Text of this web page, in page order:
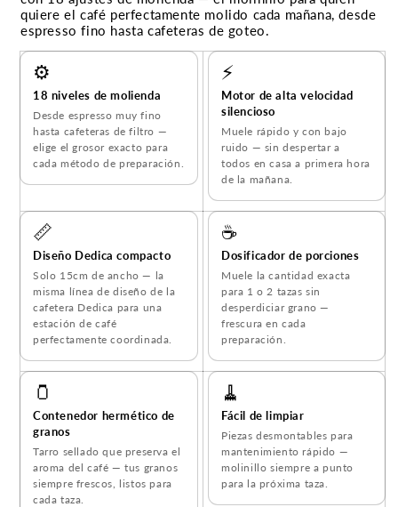
quiere el café perfectamente molido cada mañana, desde
espresso fino hasta cafeteras de goteo.
⚙️
18 niveles de molienda
Desde espresso muy fino
hasta cafeteras de filtro —
elige el grosor exacto para
cada método de preparación.
⚡
Motor de alta velocidad
silencioso
Muele rápido y con bajo
ruido — sin despertar a
todos en casa a primera hora
de la mañana.
📏
Diseño Dedica compacto
Solo 15cm de ancho — la
misma línea de diseño de la
cafetera Dedica para una
estación de café
perfectamente coordinada.
☕
Dosificador de porciones
Muele la cantidad exacta
para 1 o 2 tazas sin
desperdiciar grano —
frescura en cada
preparación.
🫙
Contenedor hermético de
granos
Tarro sellado que preserva el
aroma del café — tus granos
siempre frescos, listos para
cada taza.
🧹
Fácil de limpiar
Piezas desmontables para
mantenimiento rápido —
molinillo siempre a punto
para la próxima taza.